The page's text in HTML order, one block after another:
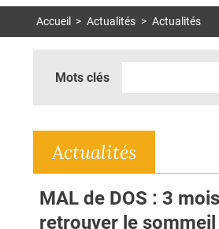
Accueil > Actualités > Actualités
Mots clés
Actualités
MAL de DOS : 3
retrouver le sommeil